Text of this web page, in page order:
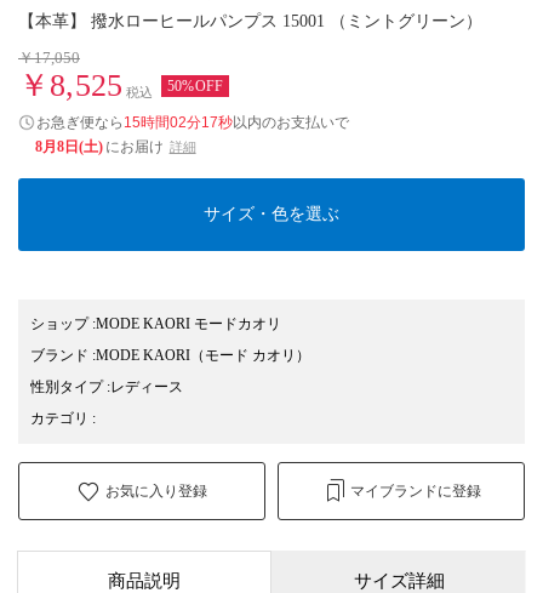
【本革】 撥水ローヒールパンプス 15001 （ミントグリーン）
￥17,050
￥8,525 税込 50%OFF
お急ぎ便なら 15時間02分16秒以内のお支払いで
8月8日(土) にお届け 詳細
サイズ・色を選ぶ
ショップ:MODE KAORI モードカオリ
ブランド :MODE KAORI （モード カオリ）
性別タイプ:レディース
カテゴリ :
お気に入り登録 マイブランドに登録
商品説明 サイズ詳細